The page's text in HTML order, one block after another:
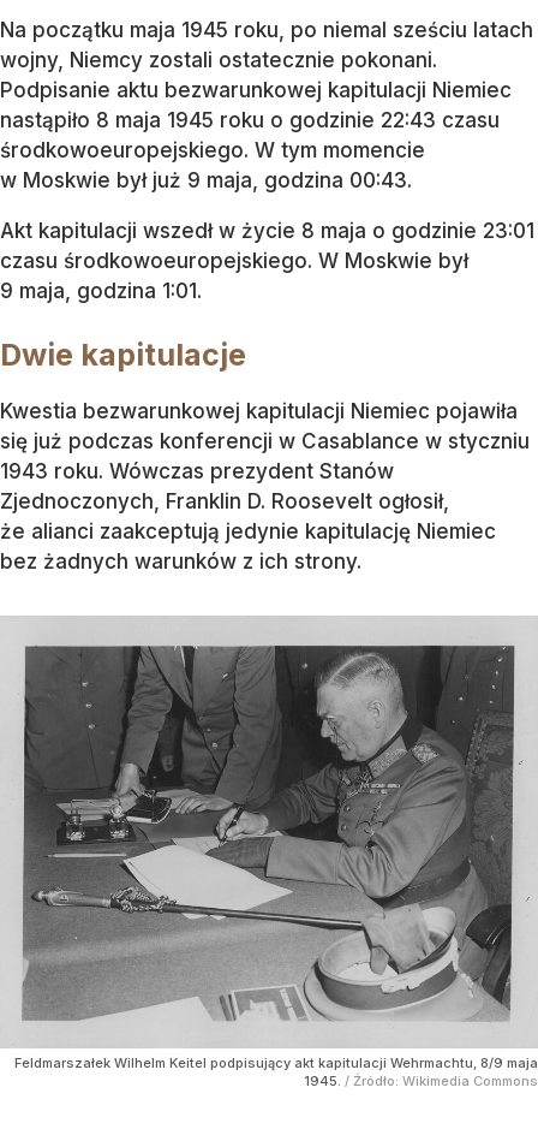
Na początku maja 1945 roku, po niemal sześciu latach
wojny, Niemcy zostali ostatecznie pokonani.
Podpisanie aktu bezwarunkowej kapitulacji Niemiec
nastąpiło 8 maja 1945 roku o godzinie 22:43 czasu
środkowoeuropejskiego. W tym momencie
w Moskwie był już 9 maja, godzina 00:43.
Akt kapitulacji wszedł w życie 8 maja o godzinie 23:01
czasu środkowoeuropejskiego. W Moskwie był
9 maja, godzina 1:01.
Dwie kapitulacje
Kwestia bezwarunkowej kapitulacji Niemiec pojawiła
się już podczas konferencji w Casablance w styczniu
1943 roku. Wówczas prezydent Stanów
Zjednoczonych, Franklin D. Roosevelt ogłosił,
że alianci zaakceptują jedynie kapitulację Niemiec
bez żadnych warunków z ich strony.
Feldmarszałek Wilhelm Keitel podpisujący akt kapitulacji Wehrmachtu, 8/9 maja
1945. / Źródło: Wikimedia Commons